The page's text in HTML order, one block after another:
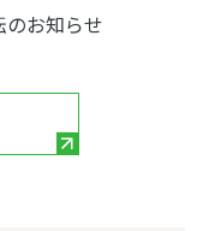
お知らせ